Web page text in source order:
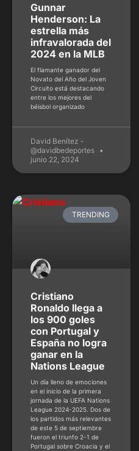
Gunnar
Henderson: La
estrella más
infravalorada del
2024 en la MLB
El flamante ganador del
Novato del Año del Joven
Circuito está destacando
entre los mejores del
béisbol organizado
David Benítez -
@davidbedeportes
junio 22, 2024
TRENDING
Cristiano
Ronaldo llega a
los 900 goles
con Portugal y
España no logra
ganar en la
Nations League
Un día lleno de emociones
en el inicio de la primera
jornada de la UEFA Nations
League 2024-2025. Dos de
los partidos más relevantes
de este 5 de septiembre
fueron el triunfo 2-1 de
Portugal sobre Croacia y el